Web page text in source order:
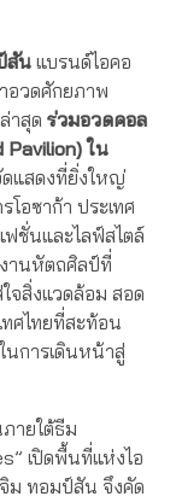
สัน แบรนด์ไอคอ
อวดศักยภาพ
าสุด ร่วมอวดคอล
Pavilion)ใน
แสดงที่ยิ่งใหญ่
อซาก้า ประเทศ
ชั่นและไลฟ์สไตล์
านหัตถศิลป์ที่
จสิ่งแวดล้อม สอด
ศไทยที่สะท้อน
การเดินหน้าสู่
ายใต้ธีม
เปิดพื้นที่แห่งไอ
จิม ทอมป์สัน จึงคัด